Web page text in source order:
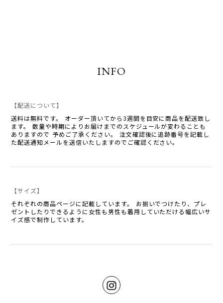
INFO
【配送について】
送料は無料です。 オーダー頂いてから3週間を目安に商品を配送致し
ます。 数量や時期によりお届けまでのスケジュールが変わることも
ありますので 予めご了承ください。 注文確認後に追跡番号を記載し
た配送通知メールを送信いたしますのでご確認ください。
【サイズ】
それぞれの商品ページに記載しています。 お揃いでつけたり、プレ
ゼントしたりできるように女性も男性も着用していただける幅広いサ
イズ感で制作しています。